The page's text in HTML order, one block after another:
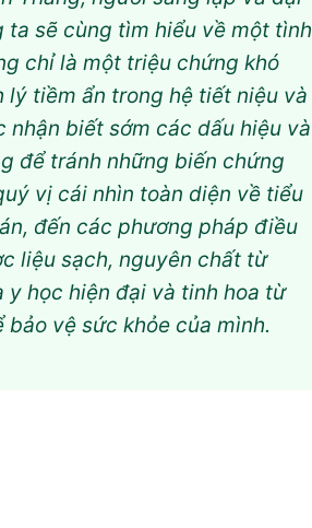
ta sẽ cùng tìm hiểu về một tình
chỉ là một triệu chứng khó
lý tiềm ẩn trong hệ tiết niệu và
biết sớm các dấu hiệu và
để tránh những biến chứng
vị cái nhìn toàn diện về tiểu
đến các phương pháp điều
liệu sạch, nguyên chất từ
y học hiện đại và tinh hoa từ
vệ sức khỏe của mình.